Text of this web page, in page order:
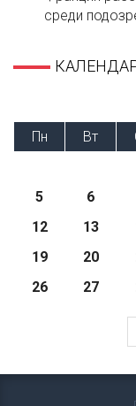
среди
Пн
Вт
5
6
12
13
19
20
26
27